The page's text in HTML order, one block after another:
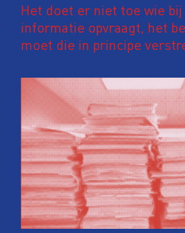
Het doet er niet toe wie
informatie opvraagt, het
moet die in principe
Toch is het niet
verzoek aan te geven dat